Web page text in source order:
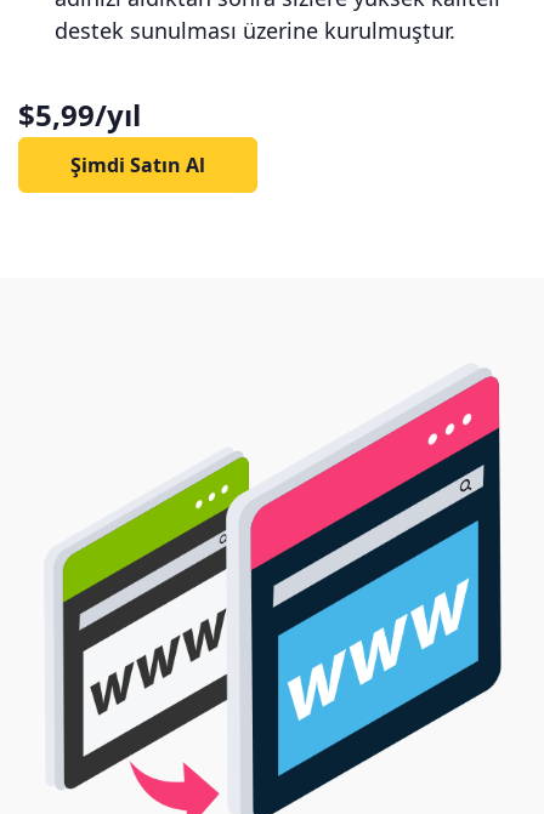
destek sunulması üzerine kurulmuştur.
$5,99/yıl
Şimdi Satın Al